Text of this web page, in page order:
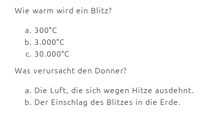
Wie warm wird ein Blitz?
300°C
3.000°C
30.000°C
Was verursacht den Donner?
Die Luft, die sich wegen Hitze ausdehnt.
Der Einschlag des Blitzes in die Erde.